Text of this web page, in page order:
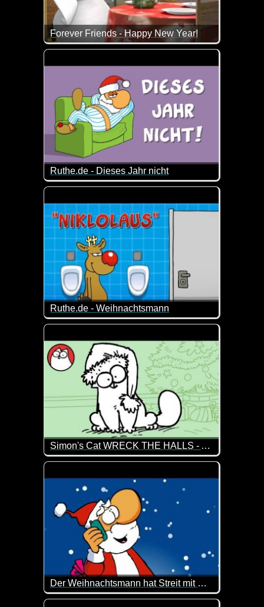
Forever Friends - Happy New Year!
Die Bärchen und ich wünschen dir ein gesundes
Ruthe.de - Dieses Jahr nicht
So kann man sich täuschen :-)
Ruthe.de - Weihnachtsmann
Der Weihnachtsmann ist da! Und er bringt nicht
Simon's Cat WRECK THE HALLS - A CHRISTMAS SPECIAL
Irgendwie kommt es anders als man denkt. Der
Der Weihnachtsmann hat Streit mit Rudolf
Oh Mann, hoffentlich legt sich das wieder. Wenn